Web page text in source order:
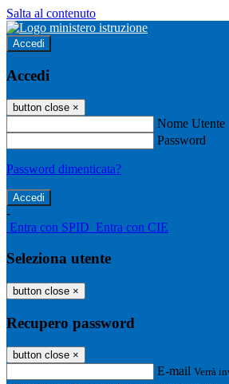
Salta al contenuto
Accedi
Accedi
button close ×
Nome Utente
Password
Password dimenticata?
-
Entra con SPID Entra con CIE
Seleziona utente
button close ×
Recupero password
button close ×
E-mail Verrà